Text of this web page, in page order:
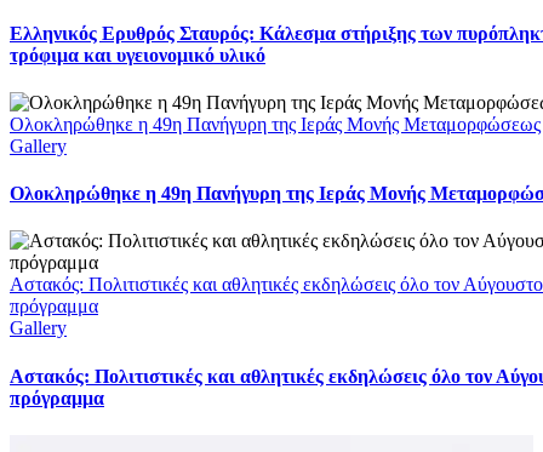
Ελληνικός Ερυθρός Σταυρός: Κάλεσμα στήριξης των
τρόφιμα και υγειονομικό υλικό
Ολοκληρώθηκε η 49η Πανήγυρη της Ιεράς Μονής
Gallery
Ολοκληρώθηκε η 49η Πανήγυρη της Ιεράς Μονής
Αστακός: Πολιτιστικές και αθλητικές εκδηλώσεις όλο τον
πρόγραμμα
Gallery
Αστακός: Πολιτιστικές και αθλητικές εκδηλώσεις όλο τον
πρόγραμμα